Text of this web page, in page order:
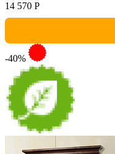
14 570 Р
-40%